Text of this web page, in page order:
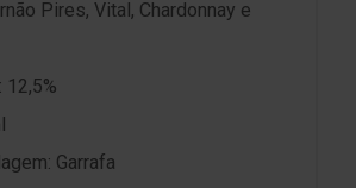
Pires, Vital, Chardonnay e
12,5%
Garrafa